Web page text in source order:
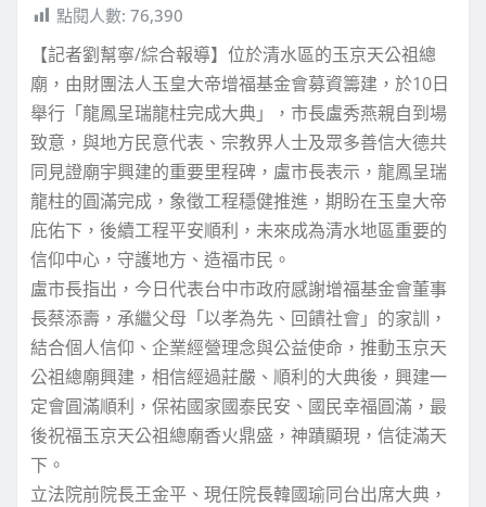
點閱人數: 76,390
【記者劉幫寧/綜合報導】位於清水區的玉京天公祖總
廟，由財團法人玉皇大帝增福基金會募資籌建，於10日
舉行「龍鳳呈瑞龍柱完成大典」，市長盧秀燕親自到場
致意，與地方民意代表、宗教界人士及眾多善信大德共
同見證廟宇興建的重要里程碑，盧市長表示，龍鳳呈瑞
龍柱的圓滿完成，象徵工程穩健推進，期盼在玉皇大帝
庇佑下，後續工程平安順利，未來成為清水地區重要的
信仰中心，守護地方、造福市民。
盧市長指出，今日代表台中市政府感謝增福基金會董事
長蔡添壽，承繼父母「以孝為先、回饋社會」的家訓，
結合個人信仰、企業經營理念與公益使命，推動玉京天
公祖總廟興建，相信經過莊嚴、順利的大典後，興建一
定會圓滿順利，保祐國家國泰民安、國民幸福圓滿，最
後祝福玉京天公祖總廟香火鼎盛，神蹟顯現，信徒滿天
下。
立法院前院長王金平、現任院長韓國瑜同台出席大典，